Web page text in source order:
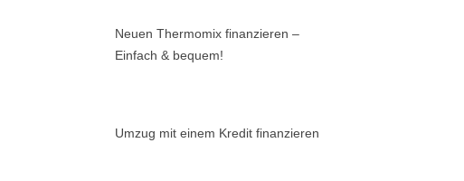
Neuen Thermomix finanzieren –
Einfach & bequem!
Umzug mit einem Kredit finanzieren